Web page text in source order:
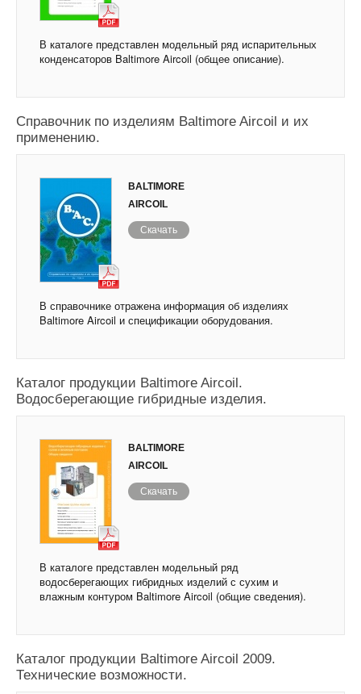
В каталоге представлен модельный ряд испарительных
конденсаторов Baltimore Aircoil (общее описание).
Справочник по изделиям Baltimore Aircoil и их
применению.
BALTIMORE
AIRCOIL
Скачать
В справочнике отражена информация об изделиях
Baltimore Aircoil и спецификации оборудования.
Каталог продукции Baltimore Aircoil.
Водосберегающие гибридные изделия.
BALTIMORE
AIRCOIL
Скачать
В каталоге представлен модельный ряд
водосберегающих гибридных изделий с сухим и
влажным контуром Baltimore Aircoil (общие сведения).
Каталог продукции Baltimore Aircoil 2009.
Технические возможности.